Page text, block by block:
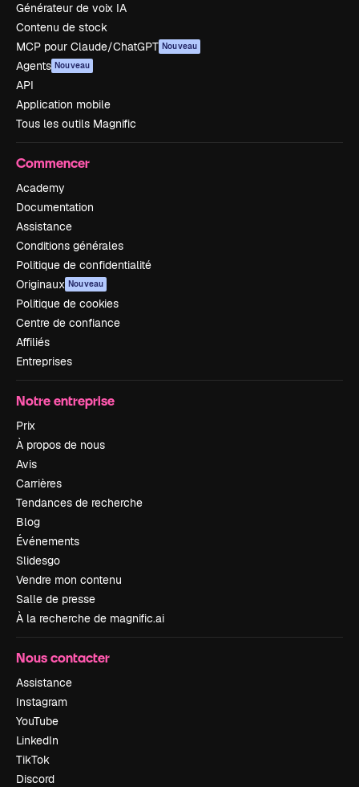
Générateur de voix IA
Contenu de stock
MCP pour Claude/ChatGPT Nouveau
Agents Nouveau
API
Application mobile
Tous les outils Magnific
Commencer
Academy
Documentation
Assistance
Conditions générales
Politique de confidentialité
Originaux Nouveau
Politique de cookies
Centre de confiance
Affiliés
Entreprises
Notre entreprise
Prix
À propos de nous
Avis
Carrières
Tendances de recherche
Blog
Événements
Slidesgo
Vendre mon contenu
Salle de presse
À la recherche de magnific.ai
Nous contacter
Assistance
Instagram
YouTube
LinkedIn
TikTok
Discord